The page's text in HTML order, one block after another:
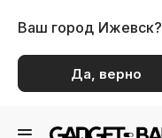
Ваш город Ижевск?
Да, верно